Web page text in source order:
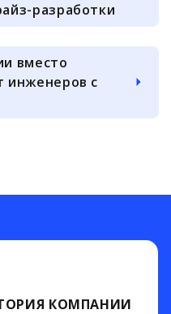
разработки
вместо
инженеров с
КОМПАНИИ